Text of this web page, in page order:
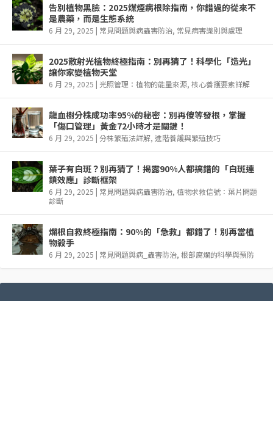
告別植物黑臉：2025煤煙病根除指南，你錯過的從來不
是農藥，而是生態系統
6 月 29, 2025 | 常見問題與病蟲害防治, 常見病害識別與處理
2025散射光植物終極指南：別再猜了！科學化「造光」
讓你家變植物天堂
6 月 29, 2025 | 光照管理：植物的能量來源, 核心養護要素詳解
龍血樹分株成功率95%的秘密：別再傻等發根，掌握
「傷口管理」黃金72小時才是關鍵！
6 月 29, 2025 | 分株繁殖法詳解, 進階養護與繁殖技巧
葉子有白斑？別再猜了！揭露90%人都搞錯的「白斑連
鎖效應」診斷框架
6 月 29, 2025 | 常見問題與病蟲害防治, 植物求救信號：葉片問題
診斷
爛根自救終極指南：90%的「急救」都錯了！別再當植
物殺手
6 月 29, 2025 | 常見問題與病_蟲害防治, 根部腐爛的科學與預防